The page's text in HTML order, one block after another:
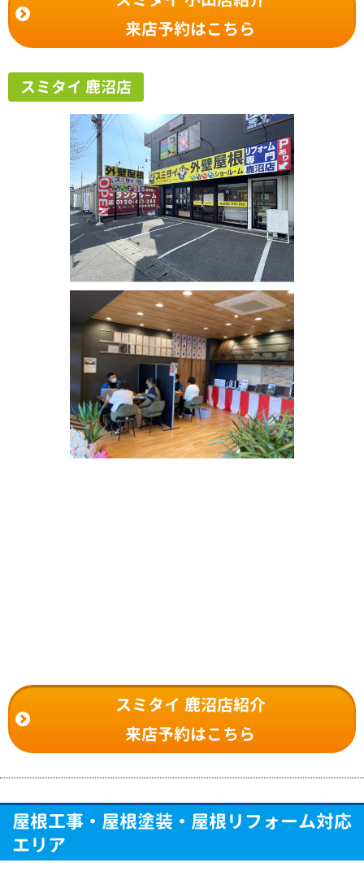
来店予約はこちら
スミタイ 鹿沼店
スミタイ 鹿沼店紹介
来店予約はこちら
屋根工事・屋根塗装・屋根リフォーム対応
エリア